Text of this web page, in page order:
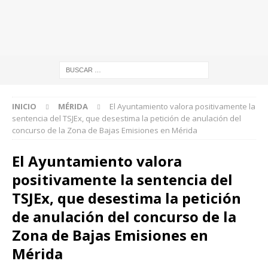
INICIO MÉRIDA
El Ayuntamiento valora positivamente la
sentencia del TSJEx, que desestima la petición de anulación del
concurso de la Zona de Bajas Emisiones en Mérida
El Ayuntamiento valora
positivamente la sentencia del
TSJEx, que desestima la petición
de anulación del concurso de la
Zona de Bajas Emisiones en
Mérida